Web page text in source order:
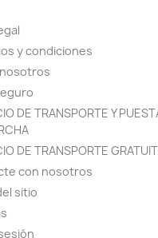
y condiciones
DE TRANSPORTE Y
DE TRANSPORTE
con nosotros
sitio